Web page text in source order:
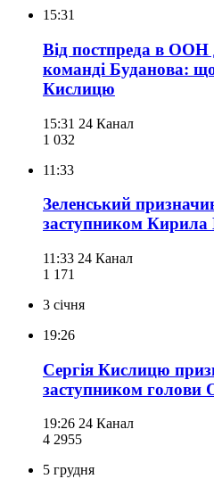
15:31
Від постпреда в ООН
команді Буданова:
Кислицю
15:31 24 Канал
1 032
11:33
Зеленський
заступником Кирила
11:33 24 Канал
1 171
3 січня
19:26
Сергія Кислицю
заступником голови
19:26 24 Канал
4 2955
5 грудня